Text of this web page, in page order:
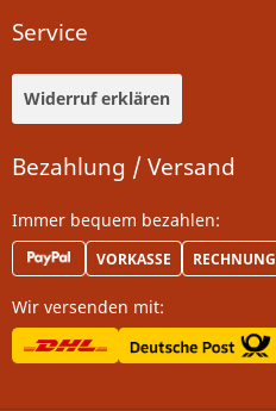
Service
Widerruf erklären
Bezahlung / Versand
Immer bequem bezahlen:
VORKASSE RECHNUNG
Wir versenden mit: